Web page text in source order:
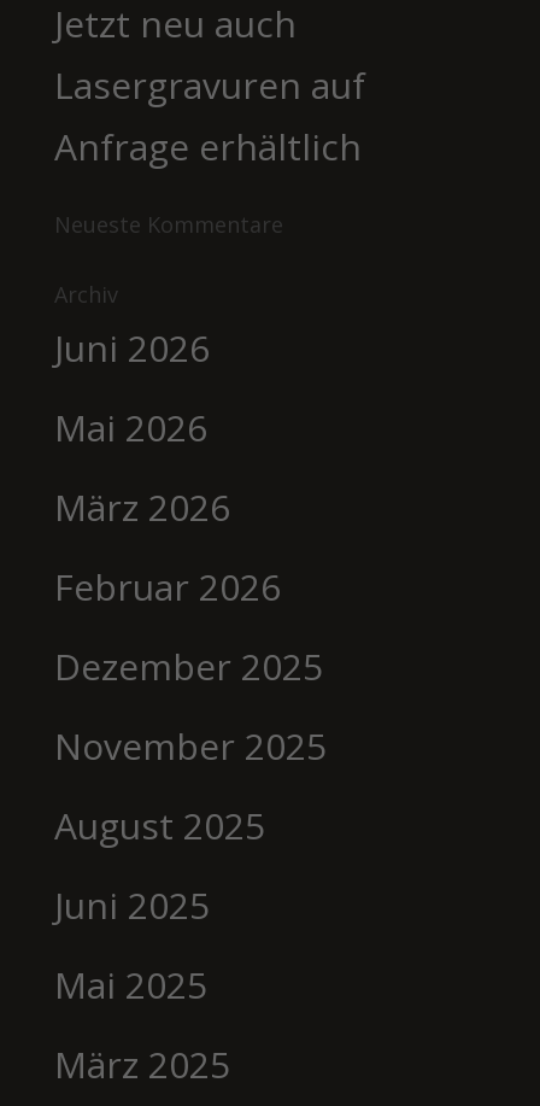
Jetzt neu auch
Lasergravuren auf
Anfrage erhältlich
Neueste Kommentare
Archiv
Juni 2026
Mai 2026
März 2026
Februar 2026
Dezember 2025
November 2025
August 2025
Juni 2025
Mai 2025
März 2025